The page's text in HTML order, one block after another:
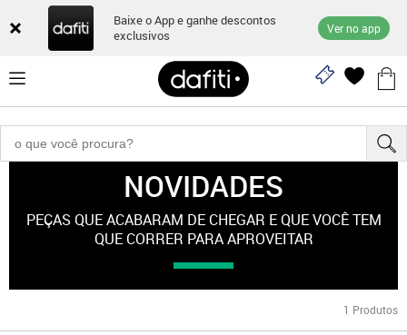
Baixe o App e ganhe descontos
exclusivos
Ver no app
"esporte-feminino"NOVIDADES
PEÇAS QUE ACABARAM DE CHEGAR E QUE VOCÊ TEM
QUE CORRER PARA APROVEITAR
1 Produtos